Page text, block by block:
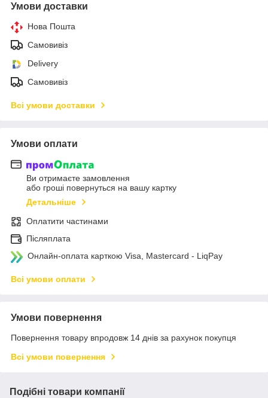
Умови доставки
Нова Пошта
Самовивіз
Delivery
Самовивіз
Всі умови доставки
Умови оплати
Ви отримаєте замовлення
або гроші повернуться на вашу картку
Детальніше
Оплатити частинами
Післяплата
Онлайн-оплата карткою Visa, Mastercard - LiqPay
Всі умови оплати
Умови повернення
Повернення товару впродовж 14 днів за рахунок покупця
Всі умови повернення
Подібні товари компанії